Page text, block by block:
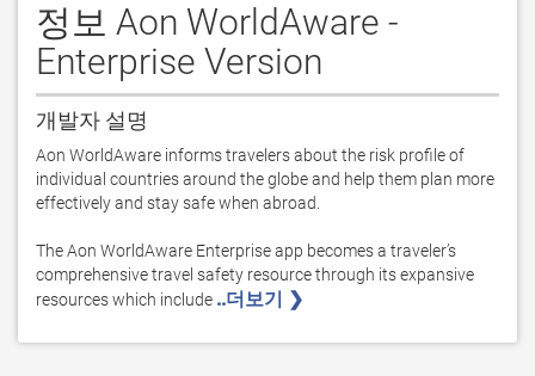
정보 Aon WorldAware -
Enterprise Version
개발자 설명
Aon WorldAware informs travelers about the risk profile of
individual countries around the globe and help them plan more
effectively and stay safe when abroad.
The Aon WorldAware Enterprise app becomes a traveler’s
comprehensive travel safety resource through its expansive
resources which include ..더보기 ❯